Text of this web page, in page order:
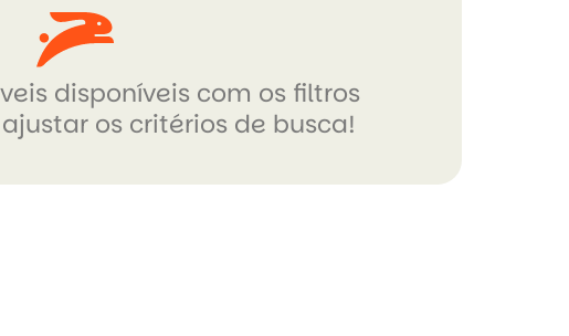
disponíveis com os filtros
os critérios de busca!